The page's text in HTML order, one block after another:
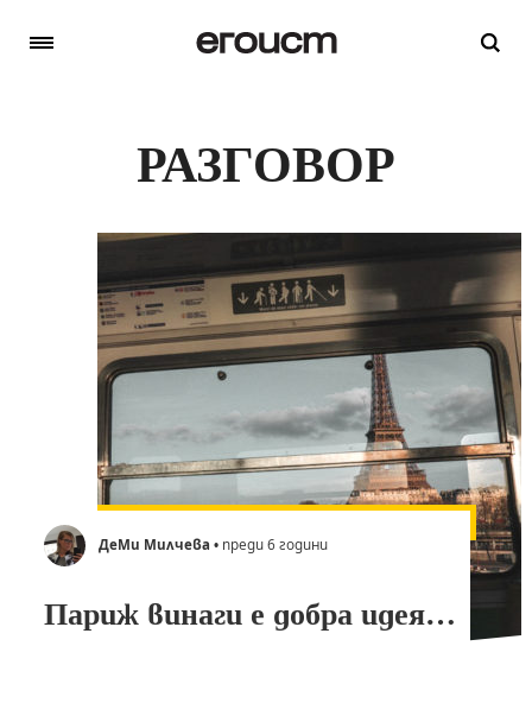
РАЗГОВОР
ДеМи Милчева • преди 6 години
Париж винаги е добра идея…